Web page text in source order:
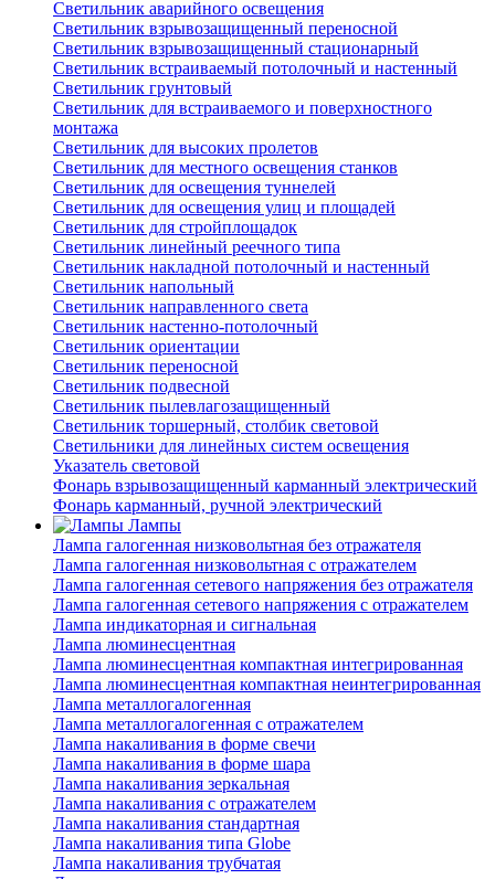
Светильник аварийного освещения
Светильник взрывозащищенный переносной
Светильник взрывозащищенный стационарный
Светильник встраиваемый потолочный и настенный
Светильник грунтовый
Светильник для встраиваемого и поверхностного
монтажа
Светильник для высоких пролетов
Светильник для местного освещения станков
Светильник для освещения туннелей
Светильник для освещения улиц и площадей
Светильник для стройплощадок
Светильник линейный реечного типа
Светильник накладной потолочный и настенный
Светильник напольный
Светильник направленного света
Светильник настенно-потолочный
Светильник ориентации
Светильник переносной
Светильник подвесной
Светильник пылевлагозащищенный
Светильник торшерный, столбик световой
Светильники для линейных систем освещения
Указатель световой
Фонарь взрывозащищенный карманный электрический
Фонарь карманный, ручной электрический
Лампы
Лампа галогенная низковольтная без отражателя
Лампа галогенная низковольтная с отражателем
Лампа галогенная сетевого напряжения без отражателя
Лампа галогенная сетевого напряжения с отражателем
Лампа индикаторная и сигнальная
Лампа люминесцентная
Лампа люминесцентная компактная интегрированная
Лампа люминесцентная компактная неинтегрированная
Лампа металлогалогенная
Лампа металлогалогенная с отражателем
Лампа накаливания в форме свечи
Лампа накаливания в форме шара
Лампа накаливания зеркальная
Лампа накаливания с отражателем
Лампа накаливания стандартная
Лампа накаливания типа Globe
Лампа накаливания трубчатая